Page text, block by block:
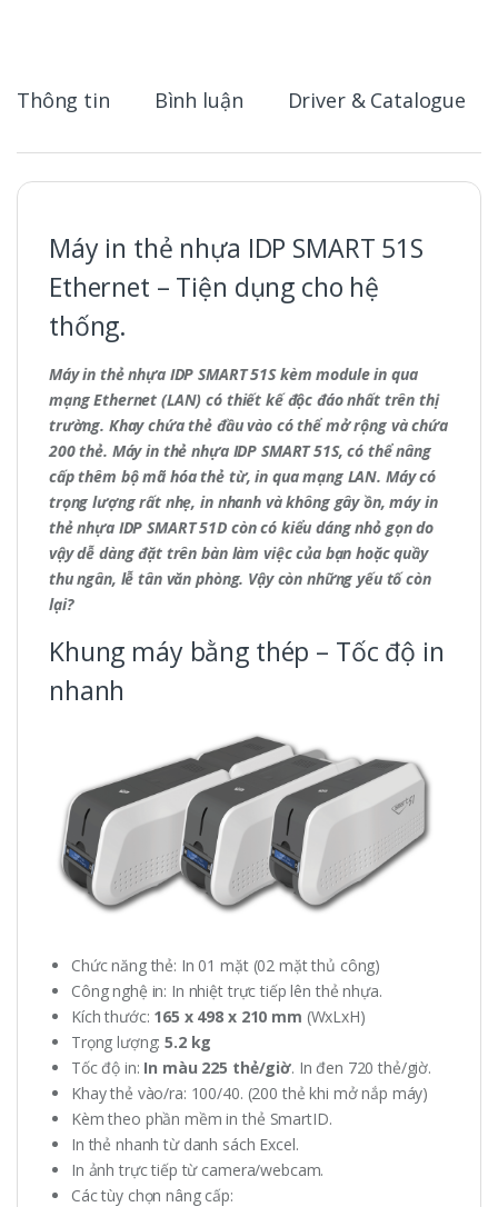
Thông tin Bình luận Driver & Catalogue
Máy in thẻ nhựa IDP SMART 51S
Ethernet – Tiện dụng cho hệ
thống.
Máy in thẻ nhựa IDP SMART 51S kèm module in qua
mạng Ethernet (LAN) có thiết kế độc đáo nhất trên thị
trường. Khay chứa thẻ đầu vào có thể mở rộng và chứa
200 thẻ. Máy in thẻ nhựa IDP SMART 51S, có thể nâng
cấp thêm bộ mã hóa thẻ từ, in qua mạng LAN. Máy có
trọng lượng rất nhẹ, in nhanh và không gây ồn, máy in
thẻ nhựa IDP SMART 51D còn có kiểu dáng nhỏ gọn do
vậy dễ dàng đặt trên bàn làm việc của bạn hoặc quầy
thu ngân, lễ tân văn phòng. Vậy còn những yếu tố còn
lại?
Khung máy bằng thép – Tốc độ in
nhanh
Chức năng thẻ: In 01 mặt (02 mặt thủ công)
Công nghệ in: In nhiệt trực tiếp lên thẻ nhựa.
Kích thước: 165 x 498 x 210 mm (WxLxH)
Trọng lượng:5.2 kg
Tốc độ in: In màu 225 thẻ/giờ. In đen 720 thẻ/giờ.
Khay thẻ vào/ra: 100/40. (200 thẻ khi mở nắp máy)
Kèm theo phần mềm in thẻ SmartID.
In thẻ nhanh từ danh sách Excel.
In ảnh trực tiếp từ camera/webcam.
Các tùy chọn nâng cấp: